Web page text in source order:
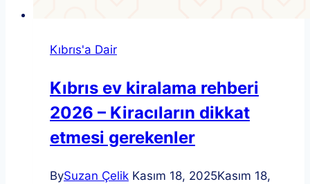
Kıbrıs'a Dair
Kıbrıs ev kiralama rehberi
2026 – Kiracıların dikkat
etmesi gerekenler
BySuzan Çelik Kasım 18, 2025Kasım 18,